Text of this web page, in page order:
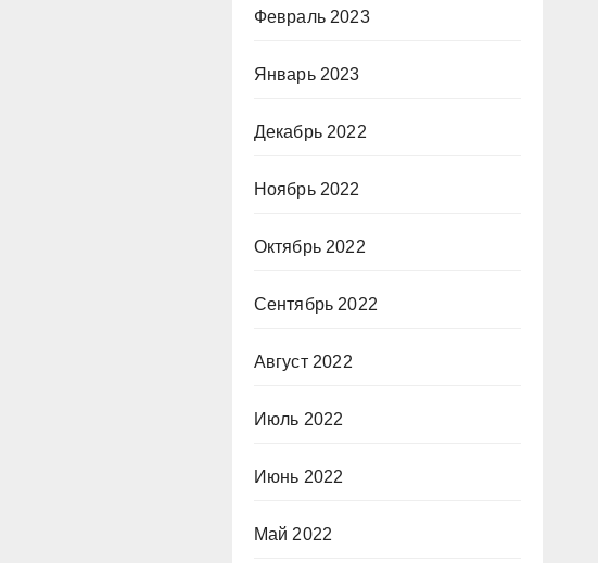
Февраль 2023
Январь 2023
Декабрь 2022
Ноябрь 2022
Октябрь 2022
Сентябрь 2022
Август 2022
Июль 2022
Июнь 2022
Май 2022